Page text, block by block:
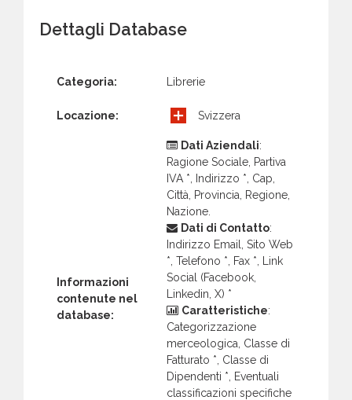
Dettagli Database
Categoria: Librerie
Locazione: Svizzera
Informazioni
contenute nel
database:
Dati Aziendali:
Ragione Sociale, Partiva
IVA *, Indirizzo *, Cap,
Città, Provincia, Regione,
Nazione.
Dati di Contatto:
Indirizzo Email, Sito Web
*, Telefono *, Fax *, Link
Social (Facebook,
Linkedin, X) *
Caratteristiche:
Categorizzazione
merceologica, Classe di
Fatturato *, Classe di
Dipendenti *, Eventuali
classificazioni specifiche